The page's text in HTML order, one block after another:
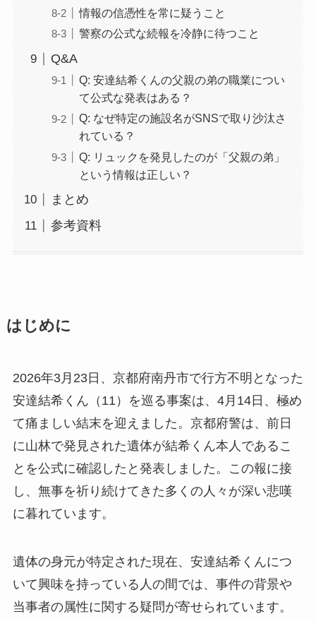
情報の信憑性を常に疑うこと
警察の公式な続報を冷静に待つこと
Q&A
Q: 安達結希くんの父親の弟の職業につい
て公式な発表はある？
Q: なぜ特定の施設名がSNSで取り沙汰さ
れている？
Q: リュックを発見したのが「父親の弟」
という情報は正しい？
まとめ
参考資料
はじめに
2026年3月23日、京都府南丹市で行方不明となった
安達結希くん（11）を巡る事案は、4月14日、極め
て痛ましい結末を迎えました。京都府警は、前日
に山林で発見された遺体が結希くん本人であるこ
とを公式に確認したと発表しました。この報に接
し、無事を祈り続けてきた多くの人々が深い悲嘆
に暮れています。
遺体の身元が特定された現在、安達結希くんにつ
いて興味を持っている人の間では、事件の背景や
当事者の属性に関する疑問が寄せられています。